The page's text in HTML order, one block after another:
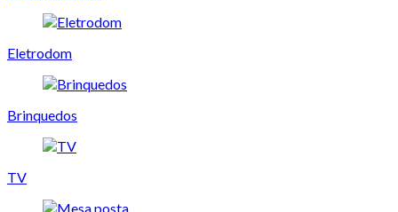
Eletrodom
Brinquedos
TV